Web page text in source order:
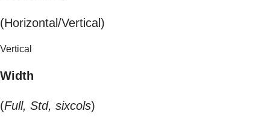
(Horizontal/Vertical)
Vertical
Width
(Full, Std, sixcols)